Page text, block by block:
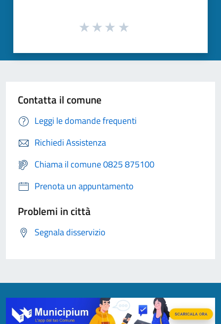
Contatta il comune
Leggi le domande frequenti
Richiedi Assistenza
Chiama il comune 0825 875100
Prenota un appuntamento
Problemi in città
Segnala disservizio